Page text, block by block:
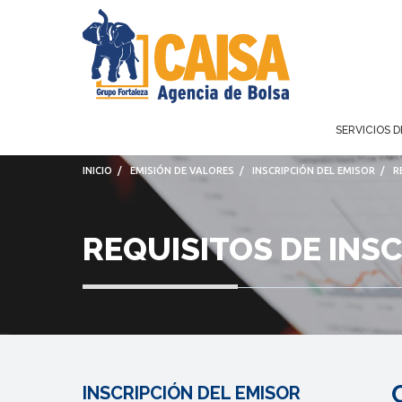
SERVICIOS
INICIO / EMISIÓN DE VALORES / INSCRIPCIÓN DEL EMISOR /
REQUISITOS DE
INSCRIPCIÓN DEL EMISOR